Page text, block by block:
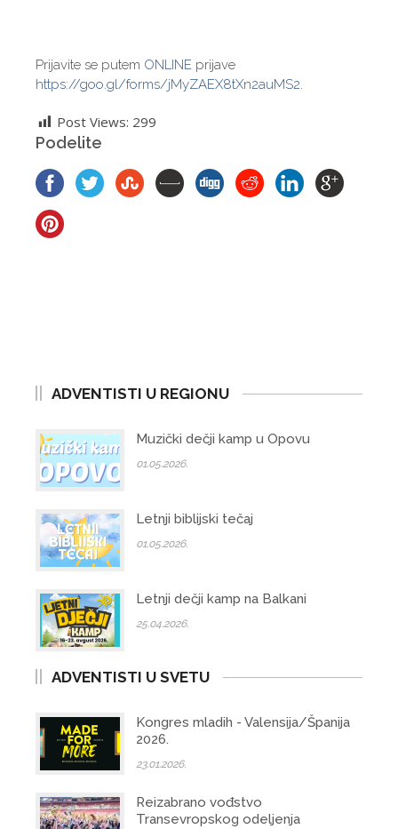
Prijavite se putem ONLINE prijave
https://goo.gl/forms/jMyZAEX8tXn2auMS2.
Post Views: 299
Podelite
ADVENTISTI U REGIONU
Muzički dečji kamp u Opovu
01.05.2026.
Letnji biblijski tečaj
01.05.2026.
Letnji dečji kamp na Balkani
25.04.2026.
ADVENTISTI U SVETU
Kongres mladih - Valensija/Španija
2026.
23.01.2026.
Reizabrano vođstvo
Transevropskog odeljenja